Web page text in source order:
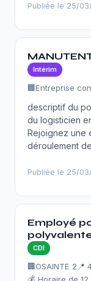
Publiée le 25/
Intérim
🏢Entreprise
descriptif du
du logisticien
Rejoignez une
déroulement
Publiée le 25/
Employé
CDI
🏢OSAINTE 2 📍